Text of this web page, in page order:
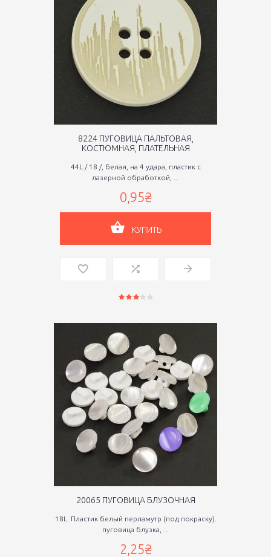
8224 ПУГОВИЦА ПАЛЬТОВАЯ,
КОСТЮМНАЯ, ПЛАТЕЛЬНАЯ
44L / 18 /, белая, на 4 удара, пластик с
лазерной обработкой, ...
0,95₴
КУПИТЬ
20065 ПУГОВИЦА БЛУЗОЧНАЯ
18L. Пластик белый перламутр (под покраску).
пуговица блузка, ...
2,25₴